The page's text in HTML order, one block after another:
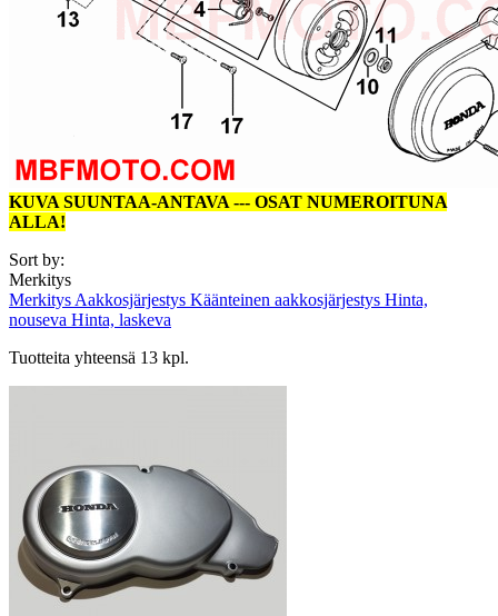
KUVA SUUNTAA-ANTAVA --- OSAT NUMEROITUNA
ALLA!
Sort by:
Merkitys
Merkitys Aakkosjärjestys Käänteinen aakkosjärjestys Hinta,
nouseva Hinta, laskeva
Tuotteita yhteensä 13 kpl.